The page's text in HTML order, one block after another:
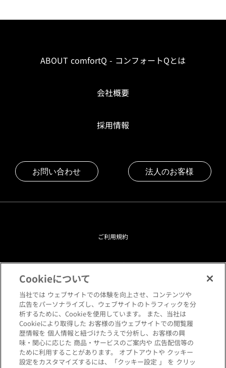
ABOUT comfortQ - コンフォートQとは
会社概要
採用情報
お問い合わせ 法人のお客様
ご利用規約
プライバシーポリシー
クッキーポリシー
閲覧環境について
サイトマップ
Cookieについて
当社では ウェブサイトでの体験を向上させ、コンテンツや
広告をパーソナライズし、ウェブサイトのトラフィックを分
析するために、Cookieを使用しています。 また、当社は
Cookieにより取得した お客様の当ウェブサイトでの閲覧履
歴情報を 個人情報と紐づけたうえで分析し、お客様の興
味・関心に応じた 商品・サービスのご案内や 広告配信等の
ために利用することがあります。 オプトアウトや クッキー
設定をカスタマイズするには、「クッキー設定 」 を クリッ